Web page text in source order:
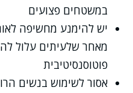
במשטחים פצועים
יש להימנע מחשיפה
מאחר שלעיתים עלול
פוטוסנסיטיבית
אסור לשימוש בנשים